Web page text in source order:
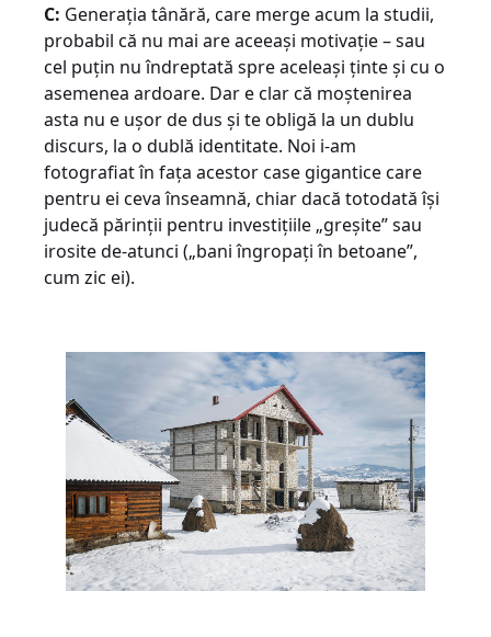
C: Generația tânără, care merge acum la studii,
probabil că nu mai are aceeași motivație – sau
cel puțin nu îndreptată spre aceleași ținte și cu o
asemenea ardoare. Dar e clar că moștenirea
asta nu e ușor de dus și te obligă la un dublu
discurs, la o dublă identitate. Noi i-am
fotografiat în fața acestor case gigantice care
pentru ei ceva înseamnă, chiar dacă totodată își
judecă părinții pentru investițiile „greșite” sau
irosite de-atunci („bani îngropați în betoane”,
cum zic ei).